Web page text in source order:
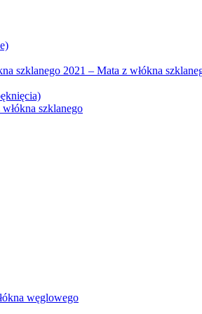
szklanego 2021 – Mata z włókna
szklanego
węglowego